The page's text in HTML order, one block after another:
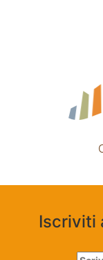
Iscriviti